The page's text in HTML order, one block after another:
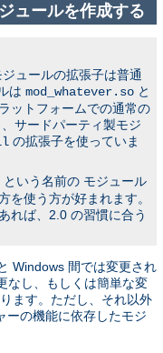
ュールを作成する
ュールの拡張子は普通
は mod_whatever.so と
ットフォームでの通常の
サードパーティ製モジ
の拡張子を使っていま
という名前の モジュール
を使う方が好まれます。
れば、2.0 の習慣に合う
Windows 間では変更され
なし、もしくは簡単な変
ます。ただし、それ以外
ーの機能に依存したモジ